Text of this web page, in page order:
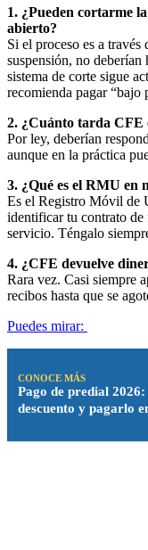
1. ¿Pueden cortarme
abierto?
Si el proceso es a
suspensión, no
sistema de corte sigue
recomienda pagar “bajo
2. ¿Cuánto tarda CFE
Por ley, deberían
aunque en la práctica
3. ¿Qué es el RMU en
Es el Registro Móvil de
identificar tu contrato de
servicio. Téngalo
4. ¿CFE devuelve
Rara vez. Casi siempre
recibos hasta que se
Puedes mirar:
CONOCE MÁS
Pago de predial
descuento y pagarlo